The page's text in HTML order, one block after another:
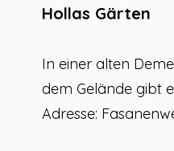
Hollas Gärten
In einer alten
dem Gelände gibt
Adresse: